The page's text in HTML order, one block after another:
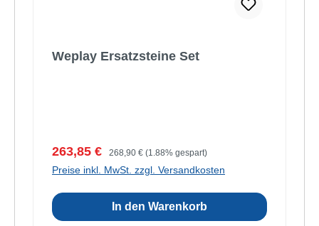
Weplay Ersatzsteine Set
Verkaufspreis:
263,85 € Regulärer Preis:
268,90 € (1.88% gespart)
Preise inkl. MwSt. zzgl. Versandkosten
In den Warenkorb